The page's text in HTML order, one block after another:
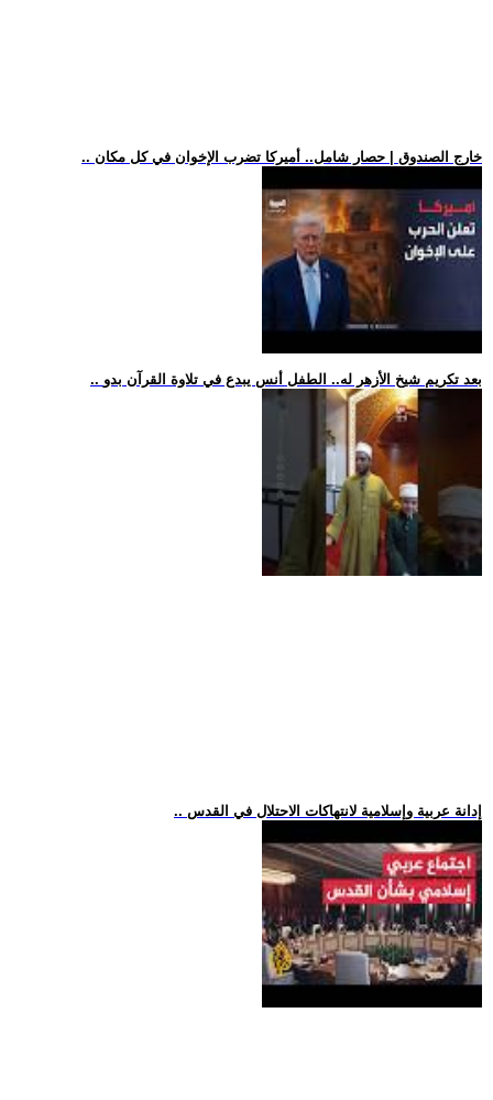
.. خارج الصندوق | حصار شامل.. أميركا تضرب الإخوان في كل مكان
.. بعد تكريم شيخ الأزهر له.. الطفل أنس يبدع في تلاوة القرآن بدو
.. إدانة عربية وإسلامية لانتهاكات الاحتلال في القدس